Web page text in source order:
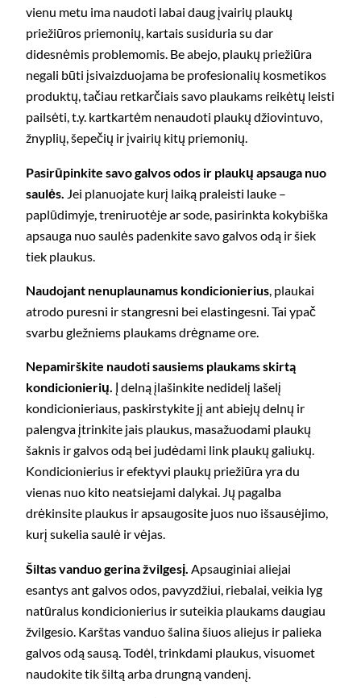
vienu metu ima naudoti labai daug įvairių plaukų
priežiūros priemonių, kartais susiduria su dar
didesnėmis problemomis. Be abejo, plaukų priežiūra
negali būti įsivaizduojama be profesionalių kosmetikos
produktų, tačiau retkarčiais savo plaukams reikėtų leisti
pailsėti, t.y. kartkartėm nenaudoti plaukų džiovintuvo,
žnyplių, šepečių ir įvairių kitų priemonių.
Pasirūpinkite savo galvos odos ir plaukų apsauga nuo
saulės. Jei planuojate kurį laiką praleisti lauke –
paplūdimyje, treniruotėje ar sode, pasirinkta kokybiška
apsauga nuo saulės padenkite savo galvos odą ir šiek
tiek plaukus.
Naudojant nenuplaunamus kondicionierius, plaukai
atrodo puresni ir stangresni bei elastingesni. Tai ypač
svarbu gležniems plaukams drėgname ore.
Nepamirškite naudoti sausiems plaukams skirtą
kondicionierių. Į delną įlašinkite nedidelį lašelį
kondicionieriaus, paskirstykite jį ant abiejų delnų ir
palengva įtrinkite jais plaukus, masažuodami plaukų
šaknis ir galvos odą bei judėdami link plaukų galiukų.
Kondicionierius ir efektyvi plaukų priežiūra yra du
vienas nuo kito neatsiejami dalykai. Jų pagalba
drėkinsite plaukus ir apsaugosite juos nuo išsausėjimo,
kurį sukelia saulė ir vėjas.
Šiltas vanduo gerina žvilgesį. Apsauginiai aliejai
esantys ant galvos odos, pavyzdžiui, riebalai, veikia lyg
natūralus kondicionierius ir suteikia plaukams daugiau
žvilgesio. Karštas vanduo šalina šiuos aliejus ir palieka
galvos odą sausą. Todėl, trinkdami plaukus, visuomet
naudokite tik šiltą arba drungną vandenį.